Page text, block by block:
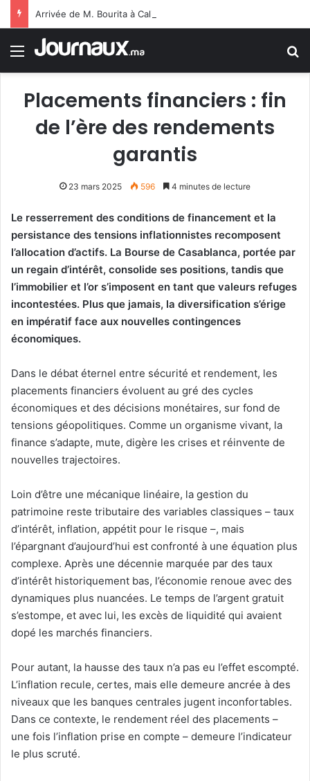
Menu
Placements financiers : fin
de l’ère des rendements
garantis
23 mars 2025 596 4 minutes de lecture
Le resserrement des conditions de financement et la
persistance des tensions inflationnistes recomposent
l’allocation d’actifs. La Bourse de Casablanca, portée par
un regain d’intérêt, consolide ses positions, tandis que
l’immobilier et l’or s’imposent en tant que valeurs refuges
incontestées. Plus que jamais, la diversification s’érige
en impératif face aux nouvelles contingences
économiques.
Dans le débat éternel entre sécurité et rendement, les
placements financiers évoluent au gré des cycles
économiques et des décisions monétaires, sur fond de
tensions géopolitiques. Comme un organisme vivant, la
finance s’adapte, mute, digère les crises et réinvente de
nouvelles trajectoires.
Loin d’être une mécanique linéaire, la gestion du
patrimoine reste tributaire des variables classiques – taux
d’intérêt, inflation, appétit pour le risque –, mais
l’épargnant d’aujourd’hui est confronté à une équation plus
complexe. Après une décennie marquée par des taux
d’intérêt historiquement bas, l’économie renoue avec des
dynamiques plus nuancées. Le temps de l’argent gratuit
s’estompe, et avec lui, les excès de liquidité qui avaient
dopé les marchés financiers.
Pour autant, la hausse des taux n’a pas eu l’effet escompté.
L’inflation recule, certes, mais elle demeure ancrée à des
niveaux que les banques centrales jugent inconfortables.
Dans ce contexte, le rendement réel des placements –
une fois l’inflation prise en compte – demeure l’indicateur
le plus scruté.